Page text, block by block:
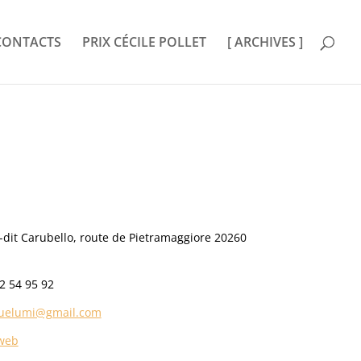
PRIX CÉCILE POLLET [ ARCHIVES ]
dit Carubello, route de Pietramaggiore 20260
54 95 92